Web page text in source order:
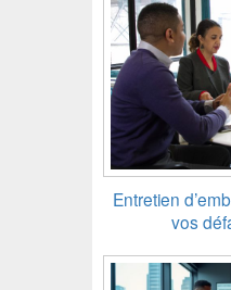
Entretien
vos